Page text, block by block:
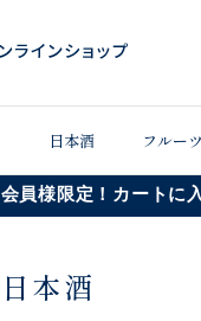
日本酒 フルー
会員様限定！カートに
日本酒